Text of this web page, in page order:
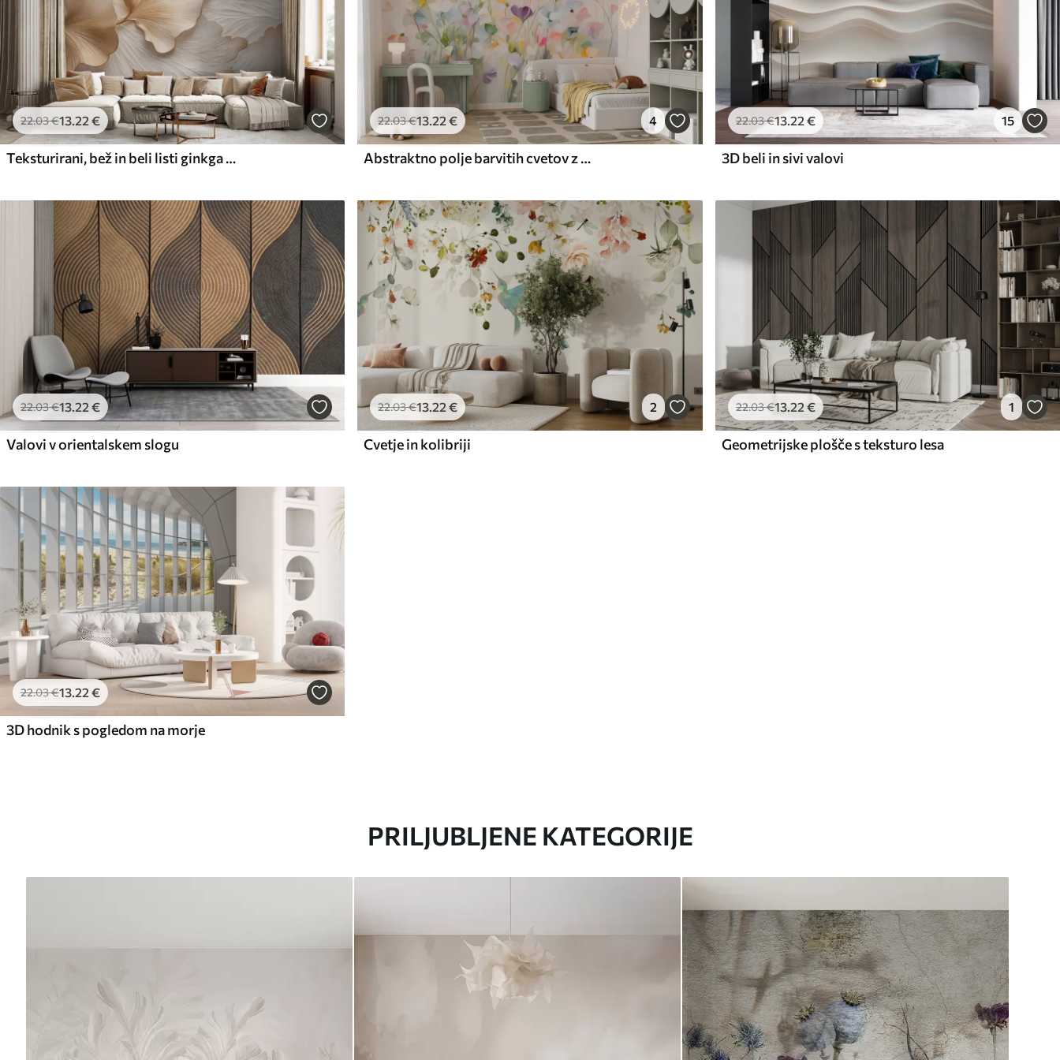
22.03€13.22 €
Teksturirani, bež in beli listi ginkga z nežnim organskim potiskom
22.03€13.22 € 4
Abstraktno polje barvitih cvetov z dolgimi stebli in zelenimi listi, teksturirano, pastelne, svetle barve
22.03€13.22 € 15
3D beli in sivi valovi
22.03€13 .22 €
Valovi v orientalskem slogu
22.03€13 .22 € 2
Cvetje in kolibriji
22.03€13.22 € 1
Geometrijske plošče s teksturo lesa
22.03€13.22 €
3D hodnik s pogledom na morje
PRILJUBLJENE KATEGORIJE